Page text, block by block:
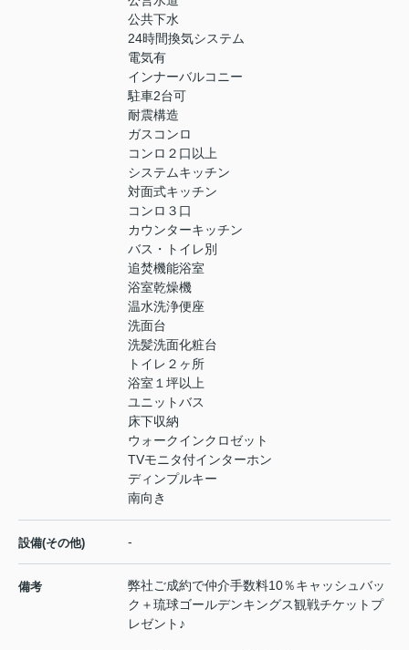
公共下水
24時間換気システム
電気有
インナーバルコニー
駐車2台可
耐震構造
ガスコンロ
コンロ２口以上
システムキッチン
対面式キッチン
コンロ３口
カウンターキッチン
バス・トイレ別
追焚機能浴室
浴室乾燥機
温水洗浄便座
洗面台
洗髪洗面化粧台
トイレ２ヶ所
浴室１坪以上
ユニットバス
床下収納
ウォークインクロゼット
TVモニタ付インターホン
ディンプルキー
南向き
設備(その他) -
備考
弊社ご成約で仲介手数料10％キャッシュバッ
ク＋琉球ゴールデンキングス観戦チケットプ
レゼント♪